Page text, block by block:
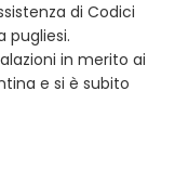
di Codici
pugliesi.
in merito ai
e si è subito